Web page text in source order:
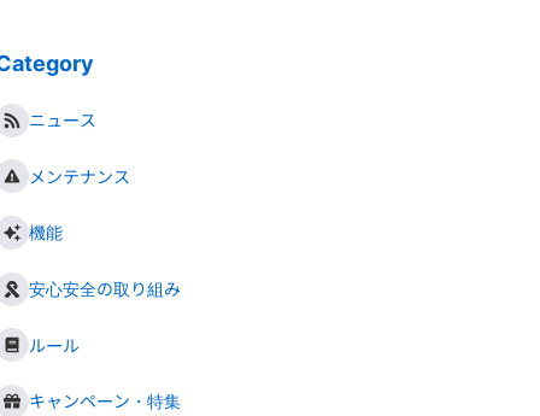
ニュース
メンテナンス
機能
安心安全の取り組み
ルール
キャンペーン・特集